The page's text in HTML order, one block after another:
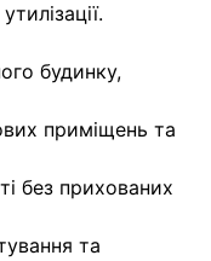
будинку,
приміщень та
без прихованих
та